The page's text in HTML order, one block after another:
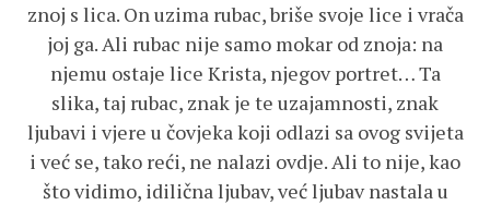
znoj s lica. On uzima rubac, briše svoje lice i vrača
joj ga. Ali rubac nije samo mokar od znoja: na
njemu ostaje lice Krista, njegov portret… Ta
slika, taj rubac, znak je te uzajamnosti, znak
ljubavi i vjere u čovjeka koji odlazi sa ovog svijeta
i već se, tako reći, ne nalazi ovdje. Ali to nije, kao
što vidimo, idilična ljubav, već ljubav nastala u